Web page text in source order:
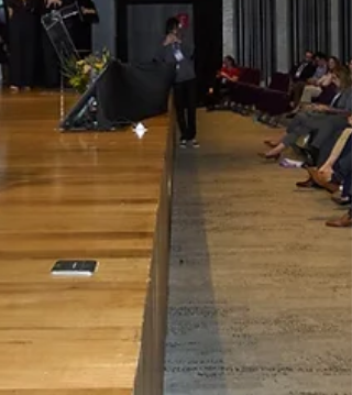
capacitação e suporte contínuo às
equipes.